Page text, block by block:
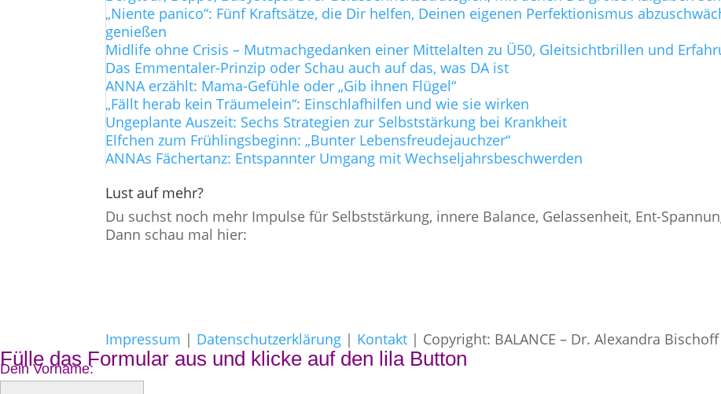
„Niente panico“: Fünf Kraftsätze, die Dir helfen, Deinen eigenen Perfektionismus
genießen
Midlife ohne Crisis – Mutmachgedanken einer Mittelalten zu Ü50, Gleitsichtbrillen und
Das Emmentaler-Prinzip oder Schau auch auf das, was DA ist
ANNA erzählt: Mama-Gefühle oder „Gib ihnen Flügel“
„Fällt herab kein Träumelein“: Einschlafhilfen und wie sie wirken
Ungeplante Auszeit: Sechs Strategien zur Selbststärkung bei Krankheit
Elfchen zum Frühlingsbeginn: „Bunter Lebensfreudejauchzer“
ANNAs Fächertanz: Entspannter Umgang mit Wechseljahrsbeschwerden
Lust auf mehr?
Du suchst noch mehr Impulse für Selbststärkung, innere Balance, Gelassenheit, Ent-
Dann schau mal hier:
Impressum | Datenschutzerklärung | Kontakt | Copyright: BALANCE – Dr. Alexandra
Fülle das Formular aus und klicke auf den lila Button
Dein Vorname: